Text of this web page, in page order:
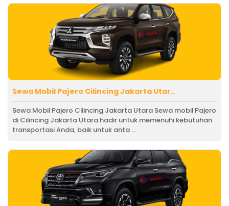
Sewa Mobil Pajero Cilincing Jakarta Utar..
Sewa Mobil Pajero Cilincing Jakarta Utara Sewa mobil Pajero
di Cilincing Jakarta Utara hadir untuk memenuhi kebutuhan
transportasi Anda, baik untuk anta ...